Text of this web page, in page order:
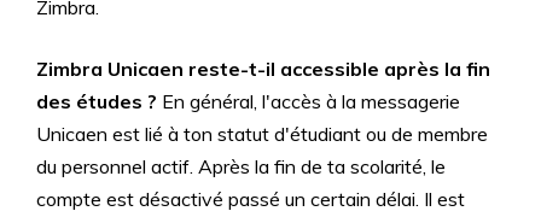
Zimbra.
Zimbra Unicaen reste-t-il accessible après la fin
des études ? En général, l'accès à la messagerie
Unicaen est lié à ton statut d'étudiant ou de membre
du personnel actif. Après la fin de ta scolarité, le
compte est désactivé passé un certain délai. Il est